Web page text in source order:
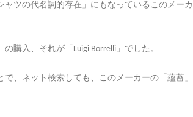
ツの代名詞的存在」にもなっているこのメーカ
購入、それが「Luigi Borrelli」でした。
、ネット検索しても、このメーカーの「蘊蓄」